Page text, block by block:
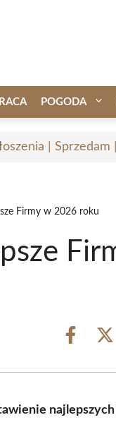
POGODA
|
Firmy w 2026 roku
Share